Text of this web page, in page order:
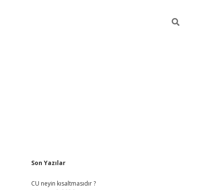
Sidebar
Son Yazılar
CU neyin kısaltmasıdır ?